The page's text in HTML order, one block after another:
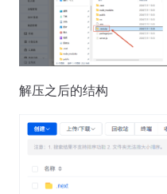
解压之后的结构